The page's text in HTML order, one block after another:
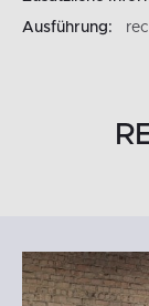
Ausführung: